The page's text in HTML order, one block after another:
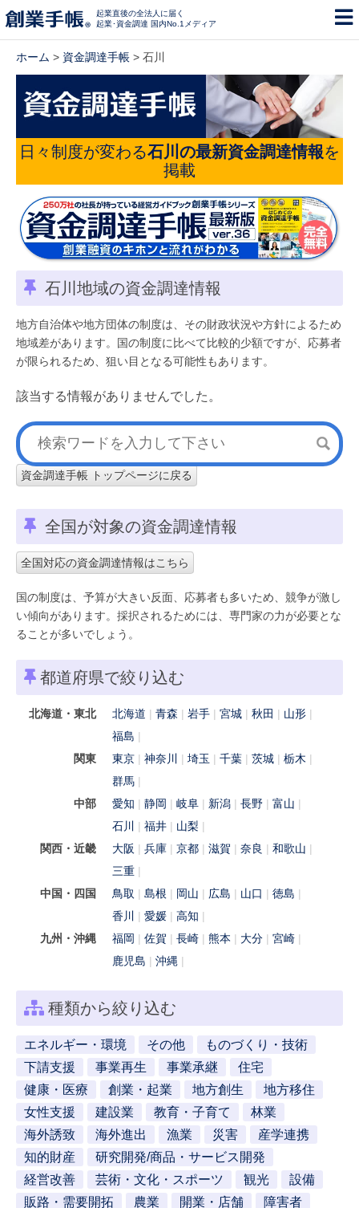
起業直後の全法人に届く
起業･資金調達 国内No.1メディア
ホーム > 資金調達手帳 > 石川
日々制度が変わる石川の最新資金調達情報を
掲載
石川地域の資金調達情報
地方自治体や地方団体の制度は、その財政状況や方針によるため
地域差があります。国の制度に比べて比較的少額ですが、応募者
が限られるため、狙い目となる可能性もあります。
該当する情報がありませんでした。
資金調達手帳 トップページに戻る
全国が対象の資金調達情報
全国対応の資金調達情報はこちら
国の制度は、予算が大きい反面、応募者も多いため、競争が激し
い傾向があります。採択されるためには、専門家の力が必要とな
ることが多いでしょう。
都道府県で絞り込む
北海道・東北 北海道 青森 岩手 宮城 秋田
山形
福島
関東
東京 神奈川 埼玉 千葉 茨城
栃木
群馬
中部
愛知 静岡 岐阜 新潟 長野
富山
石川
福井
山梨
関西・近畿
大阪 兵庫 京都 滋賀 奈良
和歌山
三重
中国・四国
鳥取 島根 岡山 広島 山口
徳島
香川
愛媛
高知
九州・沖縄
福岡 佐賀 長崎 熊本 大分
宮崎
鹿児島
沖縄
種類から絞り込む
エネルギー・環境 その他
ものづくり・技術
下請支援
事業再生 事業承継
住宅
健康・医療
創業・起業 地方創生
地方移住
女性支援
建設業 教育・子育て
林業
海外誘致
海外進出 漁業 災害
産学連携
知的財産
研究開発/商品・サービス開発
経営改善
芸術・文化・スポーツ 観光
設備
販路・需要開拓
農業 開業・店舗
障害者